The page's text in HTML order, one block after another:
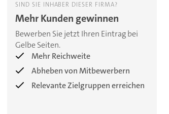
SIND SIE INHABER DIESER FIRMA?
Mehr Kunden gewinnen
Bewerben Sie jetzt Ihren Eintrag bei
Gelbe Seiten.
Mehr Reichweite
Abheben von Mitbewerbern
Relevante Zielgruppen erreichen